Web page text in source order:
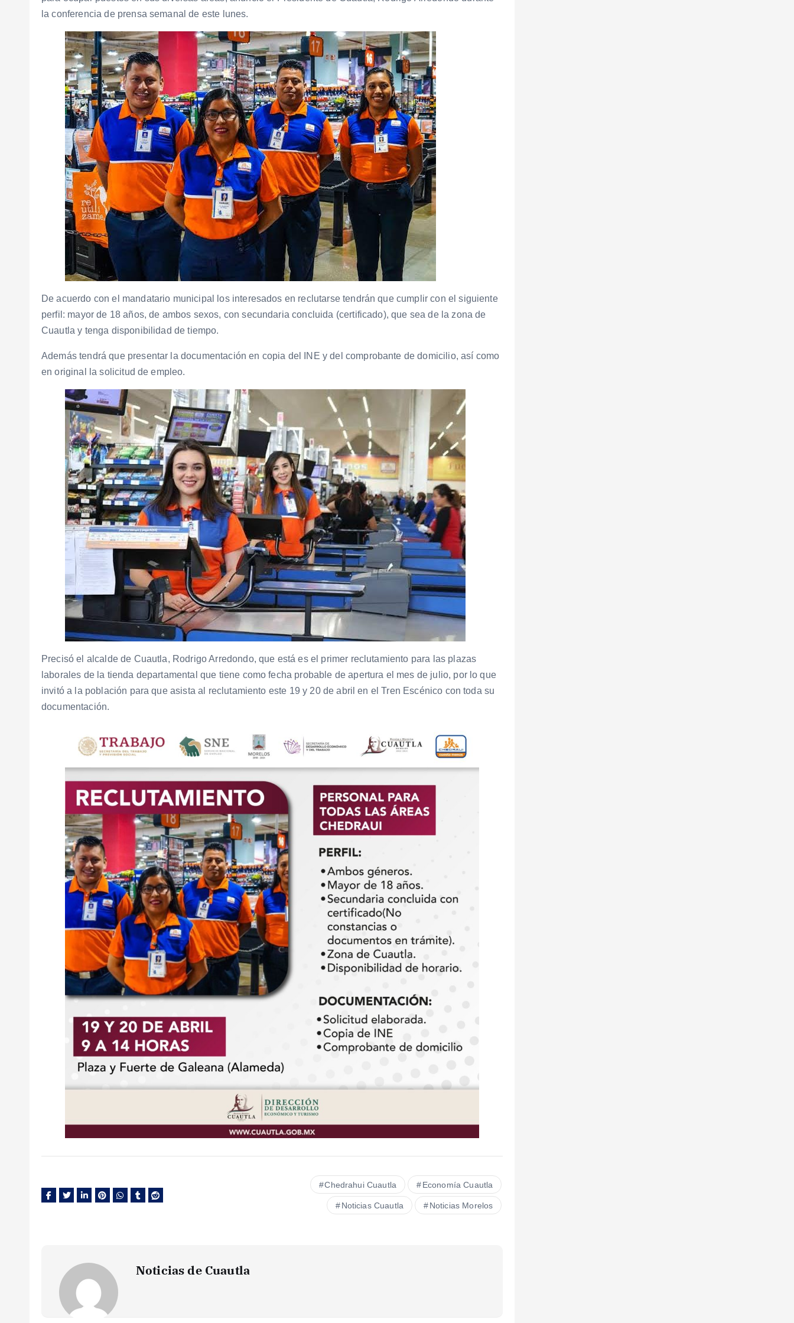
la conferencia de prensa semanal de este lunes.
De acuerdo con el mandatario municipal los interesados en reclutarse tendrán que cumplir con el siguiente
perfil: mayor de 18 años, de ambos sexos, con secundaria concluida (certificado), que sea de la zona de
Cuautla y tenga disponibilidad de tiempo.
Además tendrá que presentar la documentación en copia del INE y del comprobante de domicilio, así como
en original la solicitud de empleo.
Precisó el alcalde de Cuautla, Rodrigo Arredondo, que está es el primer reclutamiento para las plazas
laborales de la tienda departamental que tiene como fecha probable de apertura el mes de julio, por lo que
invitó a la población para que asista al reclutamiento este 19 y 20 de abril en el Tren Escénico con toda su
documentación.
Chedrahui Cuautla Economía Cuautla
Noticias Cuautla Noticias Morelos
Noticias de Cuautla